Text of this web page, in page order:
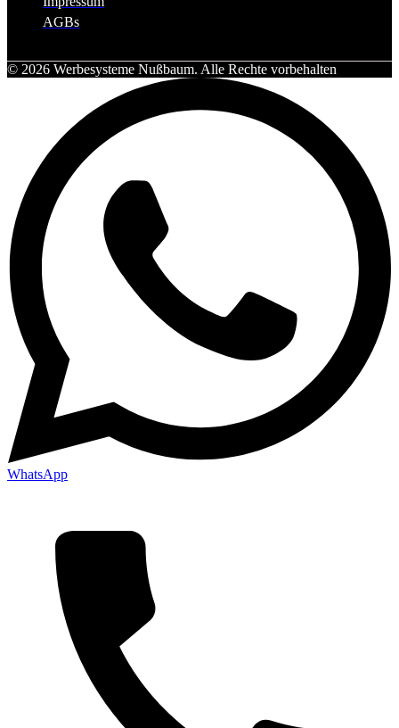
AGBs
© 2026 Werbesysteme Nußbaum. Alle Rechte vorbehalten
WhatsApp